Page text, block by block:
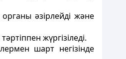
әзiрлейдi және
жүргiзiледi.
шарт негiзiнде